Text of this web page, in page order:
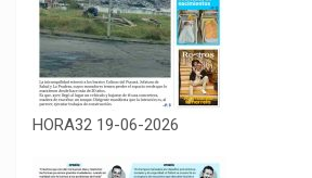
HORA32 19-06-2026